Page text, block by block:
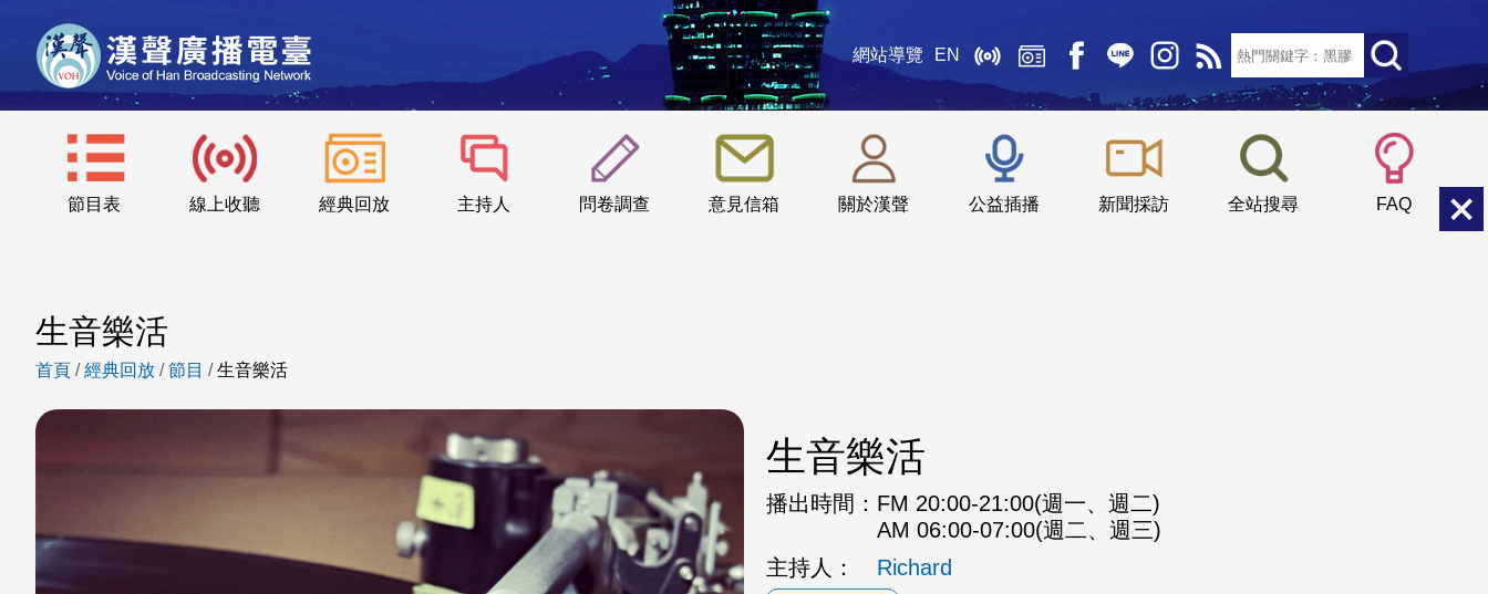
網站導覽 EN
節目表 線上收聽 經典回放 主持人 問卷調查 意見信箱 關於漢聲 公益插播 新聞採訪 全站搜尋 FAQ
::: 小 中
生音樂活
首頁 /經典回放 /節目 /生音樂活
生音樂活
播出時間： FM 20:00-21:00(週一、週二)
AM 06:00-07:00(週二、週三)
主持人：
Richard